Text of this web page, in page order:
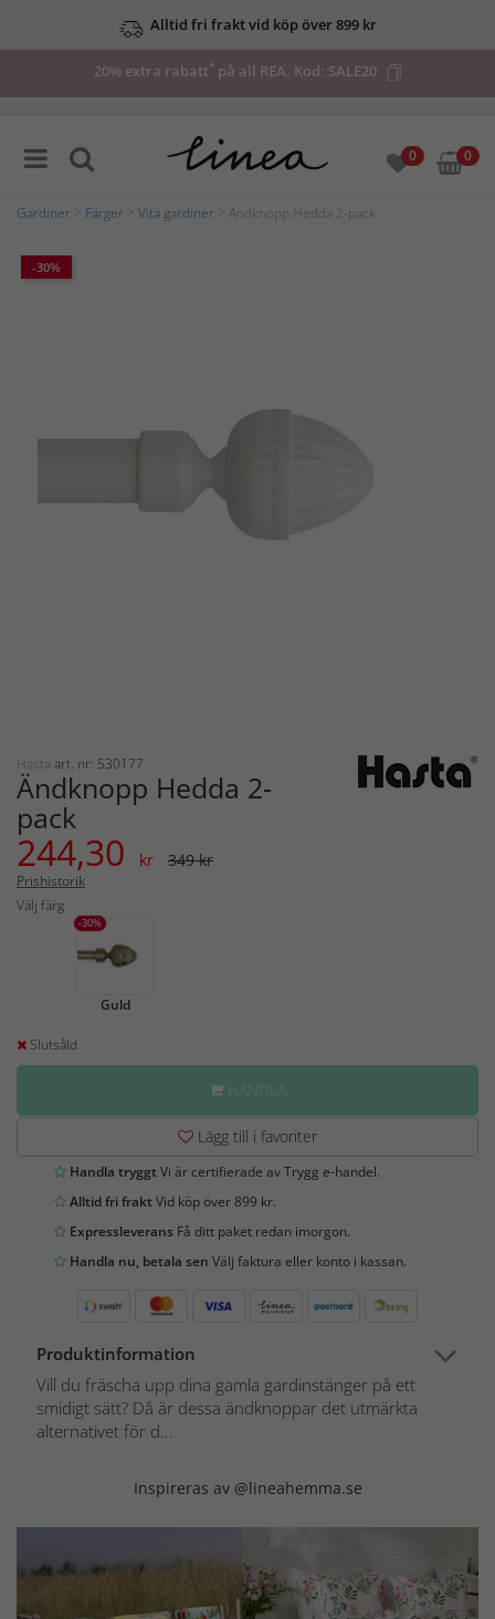
Alltid fri frakt vid köp över 899 kr
20% extra rabatt*på all REA. Kod: SALE20
0 0
Gardiner Färger Vita gardiner > Ändknopp Hedda 2-pack
-30%
Hasta art. nr: 530177
Ändknopp Hedda 2-
pack
244,30 kr 349 kr
Prishistorik
Välj färg
-30%
Guld
Slutsåld
HANDLA
Lägg till i favoriter
Handla tryggtVi är certifierade av Trygg e-handel.
Alltid fri fraktVid köp över 899 kr.
Expressleverans Få ditt paket redan imorgon.
Handla nu, betala sen Välj faktura eller konto i kassan.
Produktinformation
Vill du fräscha upp dina gamla gardinstänger på ett
smidigt sätt? Då är dessa ändknoppar det utmärkta
alternativet för d...
Inspireras av @lineahemma.se